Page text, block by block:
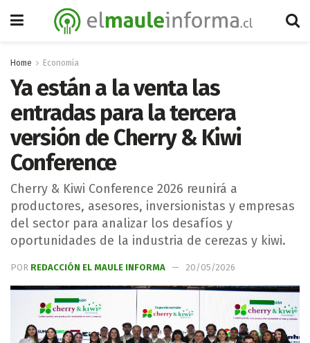
Home Economía
Ya están a la venta las
entradas para la tercera
versión de Cherry & Kiwi
Conference
Cherry & Kiwi Conference 2026 reunirá a
productores, asesores, inversionistas y empresas
del sector para analizar los desafíos y
oportunidades de la industria de cerezas y kiwi.
POR REDACCIÓN EL MAULE INFORMA 20/05/2026